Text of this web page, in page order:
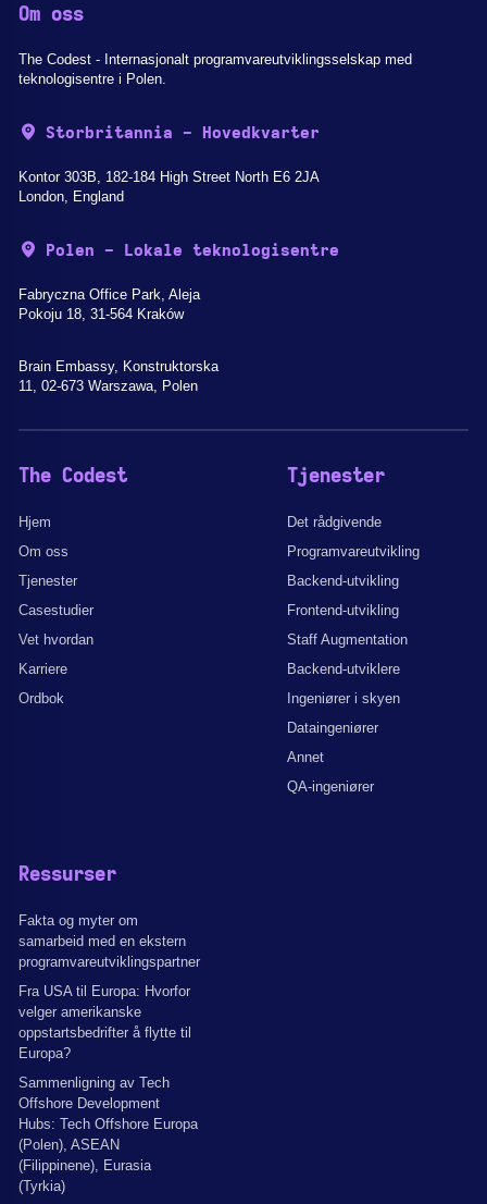
Om oss
The Codest - Internasjonalt programvareutviklingsselskap med
teknologisentre i Polen.
Storbritannia - Hovedkvarter
Kontor 303B, 182-184 High Street North E6 2JA
London, England
Polen - Lokale teknologisentre
Fabryczna Office Park, Aleja
Pokoju 18, 31-564 Kraków
Brain Embassy, Konstruktorska
11, 02-673 Warszawa, Polen
The Codest
Hjem
Om oss
Tjenester
Casestudier
Vet hvordan
Karriere
Ordbok
Tjenester
Det rådgivende
Programvareutvikling
Backend-utvikling
Frontend-utvikling
Staff Augmentation
Backend-utviklere
Ingeniører i skyen
Dataingeniører
Annet
QA-ingeniører
Ressurser
Fakta og myter om
samarbeid med en ekstern
programvareutviklingspartner
Fra USA til Europa: Hvorfor
velger amerikanske
oppstartsbedrifter å flytte til
Europa?
Sammenligning av Tech
Offshore Development
Hubs: Tech Offshore Europa
(Polen), ASEAN
(Filippinene), Eurasia
(Tyrkia)